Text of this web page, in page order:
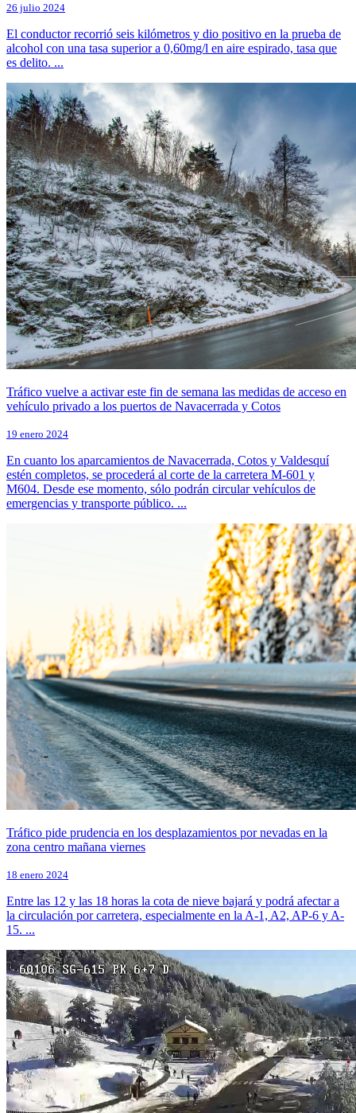
26 julio 2024
El conductor recorrió seis kilómetros y dio positivo en la prueba de
alcohol con una tasa superior a 0,60mg/l en aire espirado, tasa que
es delito. ...
Tráfico vuelve a activar este fin de semana las medidas de acceso en
vehículo privado a los puertos de Navacerrada y Cotos
19 enero 2024
En cuanto los aparcamientos de Navacerrada, Cotos y Valdesquí
estén completos, se procederá al corte de la carretera M-601 y
M604. Desde ese momento, sólo podrán circular vehículos de
emergencias y transporte público. ...
Tráfico pide prudencia en los desplazamientos por nevadas en la
zona centro mañana viernes
18 enero 2024
Entre las 12 y las 18 horas la cota de nieve bajará y podrá afectar a
la circulación por carretera, especialmente en la A-1, A2, AP-6 y A-
15. ...